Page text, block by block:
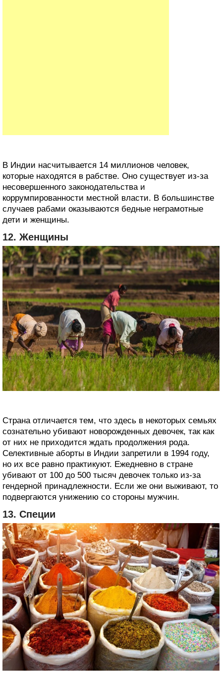
В Индии насчитывается 14 миллионов человек,
которые находятся в рабстве. Оно существует из-за
несовершенного законодательства и
коррумпированности местной власти. В большинстве
случаев рабами оказываются бедные неграмотные
дети и женщины.
12. Женщины
Страна отличается тем, что здесь в некоторых семьях
сознательно убивают новорожденных девочек, так как
от них не приходится ждать продолжения рода.
Селективные аборты в Индии запретили в 1994 году,
но их все равно практикуют. Ежедневно в стране
убивают от 100 до 500 тысяч девочек только из-за
гендерной принадлежности. Если же они выживают, то
подвергаются унижению со стороны мужчин.
13. Специи